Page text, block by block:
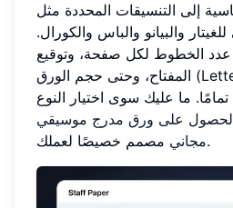
إلى التنسيقات المحددة مثل
والبيانو والباس والكورال.
الخطوط لكل صفحة، وتوقيع
المفتاح، وحتى حجم الورق (Letter أو A4) ليناسب
ما عليك سوى اختيار النوع
على ورق مدرج موسيقي
مجانيمصمم خصيصًا لعملك.